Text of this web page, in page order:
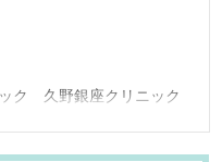
ク 久野銀座クリニック